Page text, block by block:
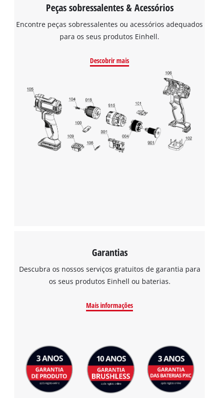
Peças sobressalentes & Acessórios
Encontre peças sobressalentes ou acessórios adequados
para os seus produtos Einhell.
Descobrir mais
Garantias
Descubra os nossos serviços gratuitos de garantia para
os seus produtos Einhell ou baterias.
Mais informações